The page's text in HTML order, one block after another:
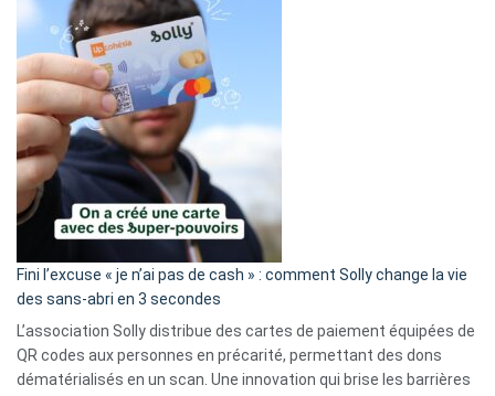
Fini l’excuse « je n’ai pas de cash » : comment Solly change la vie
des sans-abri en 3 secondes
L’association Solly distribue des cartes de paiement équipées de
QR codes aux personnes en précarité, permettant des dons
dématérialisés en un scan. Une innovation qui brise les barrières